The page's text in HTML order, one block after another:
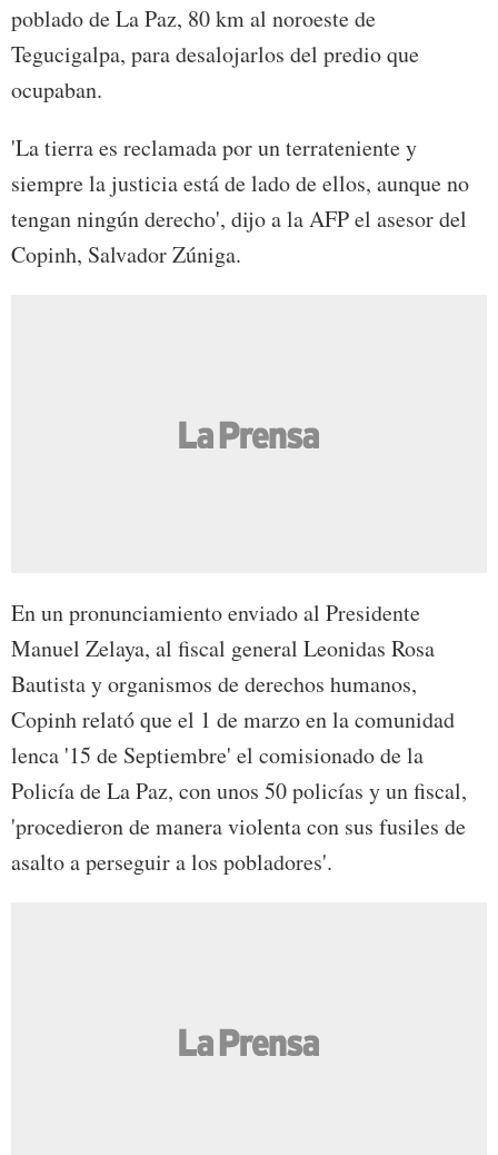
poblado de La Paz, 80 km al noroeste de
Tegucigalpa, para desalojarlos del predio que
ocupaban.
'La tierra es reclamada por un terrateniente y
siempre la justicia está de lado de ellos, aunque no
tengan ningún derecho', dijo a la AFP el asesor del
Copinh, Salvador Zúniga.
En un pronunciamiento enviado al Presidente
Manuel Zelaya, al fiscal general Leonidas Rosa
Bautista y organismos de derechos humanos,
Copinh relató que el 1 de marzo en la comunidad
lenca '15 de Septiembre' el comisionado de la
Policía de La Paz, con unos 50 policías y un fiscal,
'procedieron de manera violenta con sus fusiles de
asalto a perseguir a los pobladores'.